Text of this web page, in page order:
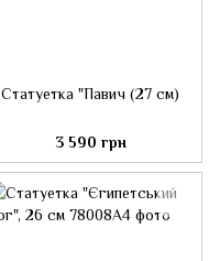
Статуетка "Павич (27 см)
3 590 грн